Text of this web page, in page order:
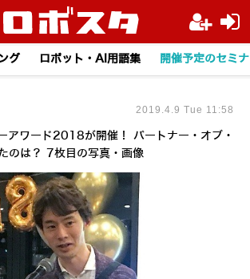
グ ロボット・AI用語集 開催予定のセミ
アワード2018が開催！ パートナー・オブ・
のは？ 7枚目の写真・画像
2019.4.9 Tue 11:58